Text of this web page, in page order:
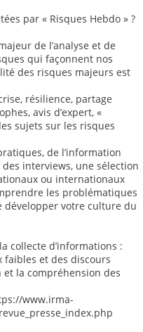
par « Risques Hebdo » ?
de l’analyse et de
qui façonnent nos
des risques majeurs est
résilience, partage
avis d’expert, «
sujets sur les risques
de l’information
interviews, une sélection
ou internationaux
les problématiques
développer votre culture du
collecte d’informations :
faibles et des discours
la compréhension des
www.irma-